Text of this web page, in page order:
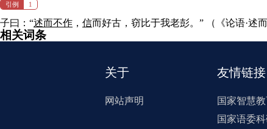
引例 1
子曰：“述而不作 ， 信而好古，窃比于我老彭。” （《论语·述
相关词条
关于
网站声明
友情链接
国家智慧
国家语委科